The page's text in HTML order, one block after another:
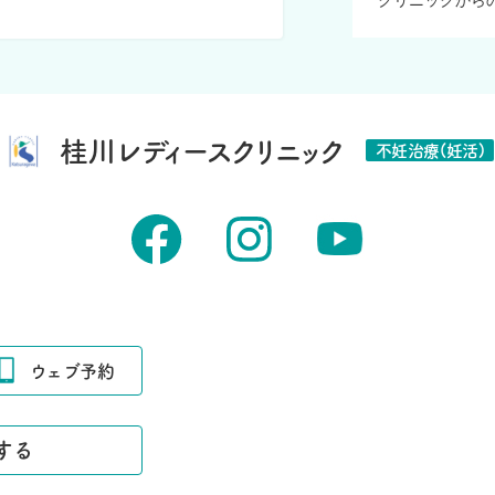
桂川レディースクリニック 不妊治療(妊活)
ウェブ予約
る